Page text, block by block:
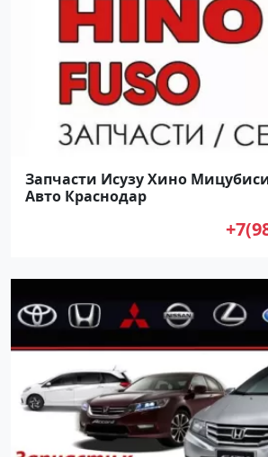
Запчасти Исузу Хино
Авто Краснодар